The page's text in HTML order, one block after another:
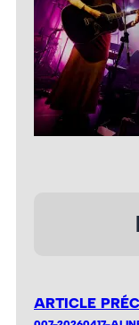
ARTICLE